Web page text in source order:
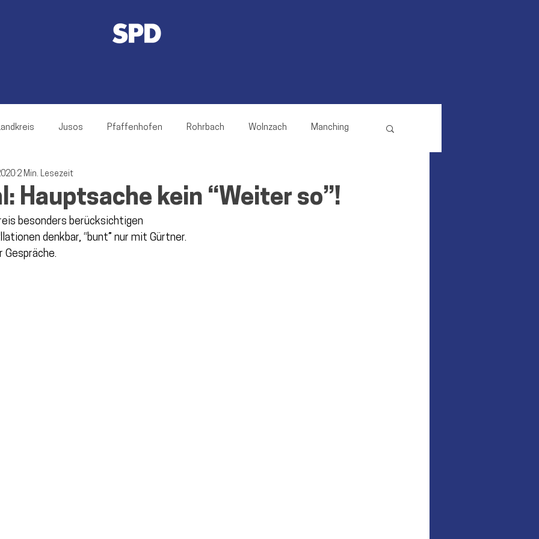
Jusos Pfaffenhofen Rohrbach Wolnzach Manching
Jetzendorf
Hohenwart Reichertshofen
Hauptsache kein “Weiter so”!
2 Min. Lesezeit
besonders berücksichtigen
denkbar, “bunt” nur mit Gürtner.
Gespräche.